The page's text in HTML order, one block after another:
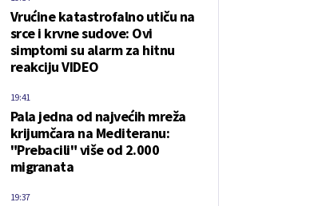
Vrućine katastrofalno utiču na
srce i krvne sudove: Ovi
simptomi su alarm za hitnu
reakciju VIDEO
Pala jedna od najvećih mreža
krijumčara na Mediteranu:
"Prebacili" više od 2.000
migranata
19:41
19:37